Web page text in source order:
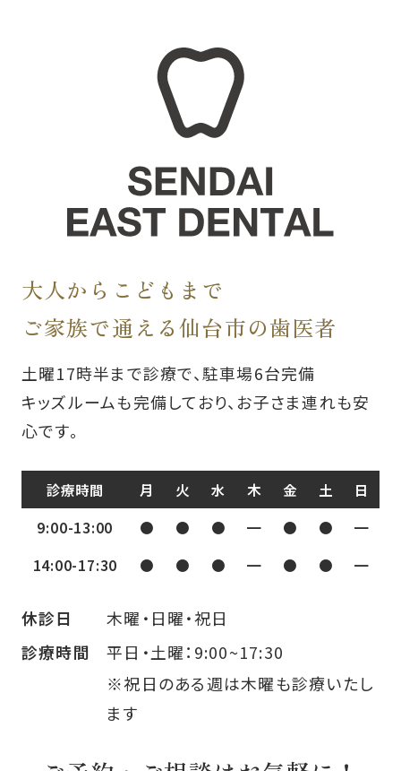
大人からこどもまで
ご家族で通える仙台市の歯医者
土曜17時半まで診療で、駐車場6台完備
キッズルームも完備しており、お子さま連れも安
心です。
診療時間 月 火 水 木 金 土
日
9:00-13:00
● ● ● ━ ● ●
━
14:00-17:30
● ● ● ━ ● ● ━
休診日
木曜・日曜・祝日
診療時間
平日・土曜：9:00~17:30
※祝日のある週は木曜も診療いたし
ます